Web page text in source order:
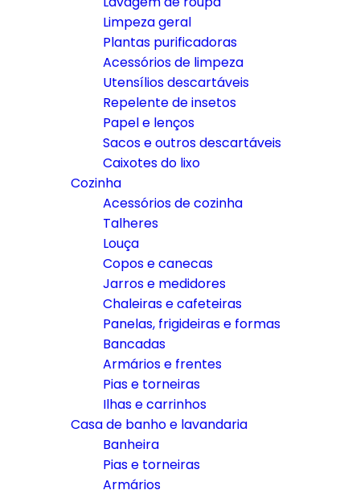
Limpeza geral
Plantas purificadoras
Acessórios de limpeza
Utensílios descartáveis
Repelente de insetos
Papel e lenços
Sacos e outros descartáveis
Caixotes do lixo
Cozinha
Acessórios de cozinha
Talheres
Louça
Copos e canecas
Jarros e medidores
Chaleiras e cafeteiras
Panelas, frigideiras e formas
Bancadas
Armários e frentes
Pias e torneiras
Ilhas e carrinhos
Casa de banho e lavandaria
Banheira
Pias e torneiras
Armários